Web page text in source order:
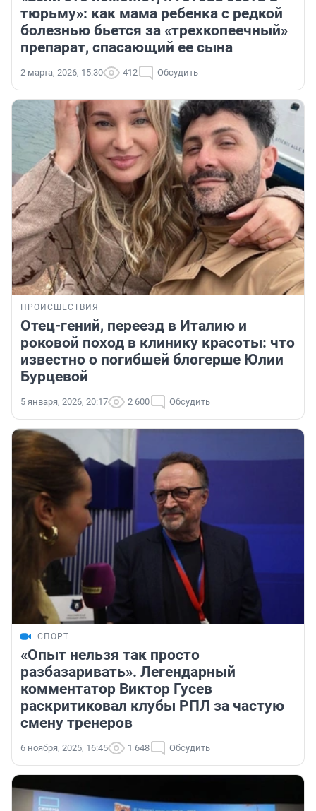
тюрьму»: как мама ребенка с редкой
болезнью бьется за «трехкопеечный»
препарат, спасающий ее сына
2 марта, 2026, 15:30 412 Обсудить
ПРОИСШЕСТВИЯ
Отец-гений, переезд в Италию и
роковой поход в клинику красоты: что
известно о погибшей блогерше Юлии
Бурцевой
5 января, 2026, 20:17 2 600 Обсудить
СПОРТ
«Опыт нельзя так просто
разбазаривать». Легендарный
комментатор Виктор Гусев
раскритиковал клубы РПЛ за частую
смену тренеров
6 ноября, 2025, 16:45 1 648 Обсудить